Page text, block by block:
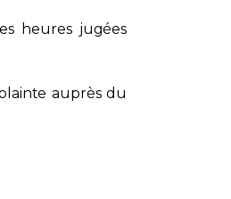
heures jugées
auprès du